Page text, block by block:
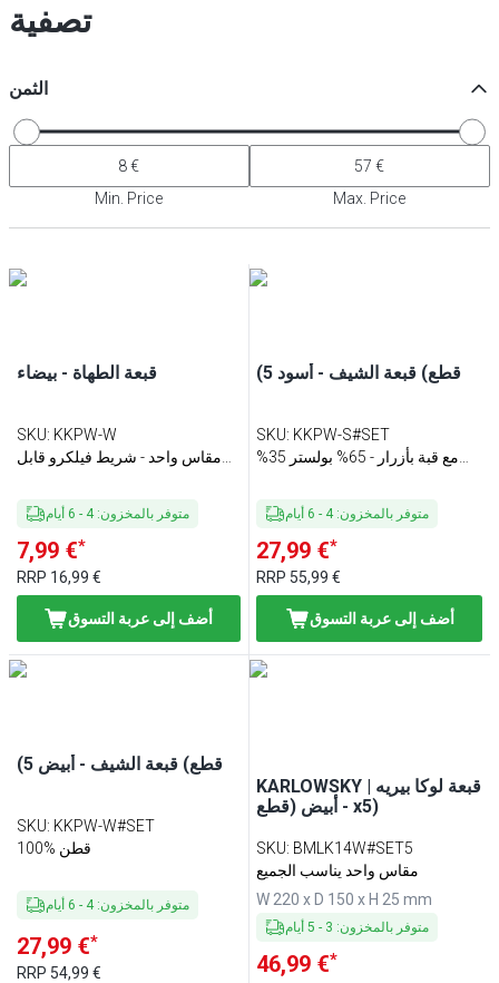
تصفية
الثمن
Min. Price Max. Price
قبعة الطهاة - بيضاء
SKU: KKPW-W
مقاس واحد - شريط فيلكرو قابل
متوفر بالمخزون:
4
-
6 أيام
7,99 €*
RRP 16,99 €
أضف إلى عربة التسوق
(5 قطع) قبعة الشيف - أسود
SKU: KKPW-S#SET
مع قبة بأزرار - 65% بولستر 35%
متوفر بالمخزون:
4
-
6 أيام
27,99 €*
RRP 55,99 €
أضف إلى عربة التسوق
(5 قطع) قبعة الشيف - أبيض
SKU: KKPW-W#SET
قطن %100
متوفر بالمخزون:
4
-
6 أيام
27,99 €*
RRP 54,99 €
KARLOWSKY | قبعة لوكا بيريه
- أبيض (قطع x5)
SKU: BMLK14W#SET5
مقاس واحد يناسب الجميع
W 220 x D 150 x H 25 mm
متوفر بالمخزون:
3
-
5 أيام
46,99 €*